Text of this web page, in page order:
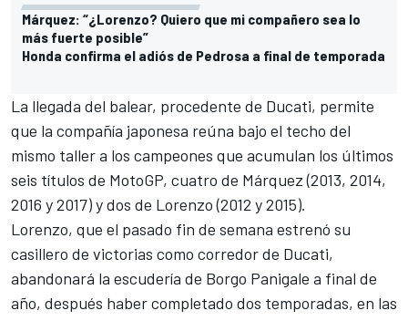
Márquez: “¿Lorenzo? Quiero que mi compañero sea lo
más fuerte posible”
Honda confirma el adiós de Pedrosa a final de temporada
La llegada del balear, procedente de Ducati, permite
que la compañía japonesa reúna bajo el techo del
mismo taller a los campeones que acumulan los últimos
seis títulos de MotoGP, cuatro de Márquez (2013, 2014,
2016 y 2017) y dos de Lorenzo (2012 y 2015).
Lorenzo, que el pasado fin de semana estrenó su
casillero de victorias como corredor de Ducati,
abandonará la escudería de Borgo Panigale a final de
año, después haber completado dos temporadas, en las